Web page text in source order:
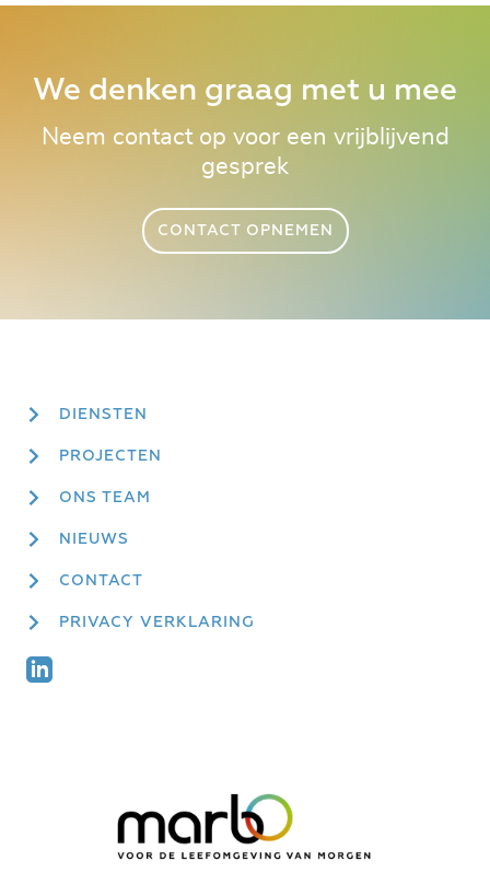
We denken graag met u mee
Neem contact op voor een vrijblijvend
gesprek
CONTACT OPNEMEN
DIENSTEN
PROJECTEN
ONS TEAM
NIEUWS
CONTACT
PRIVACY VERKLARING